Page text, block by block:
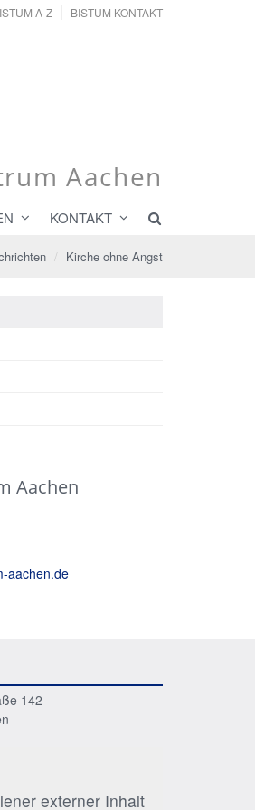
A-Z BISTUM KONTAKT
Aachen
KONTAKT
Kirche ohne Angst
Aachen
aachen.de
142
externer Inhalt